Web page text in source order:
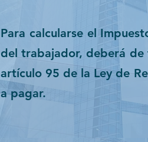
Para calcularse el
del trabajador, deberá de
artículo 95 de la Ley de
a pagar.